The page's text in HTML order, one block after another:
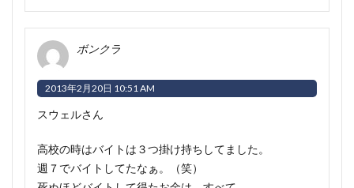
ボンクラ
2013年2月20日 10:51 AM
スウェルさん
高校の時はバイトは３つ掛け持ちしてました。
週７でバイトしてたなぁ。（笑）